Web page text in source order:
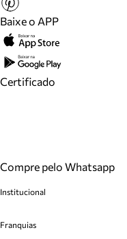
Baixe o APP
Certificado
Compre pelo Whatsapp
Institucional
Cashback
Franquias